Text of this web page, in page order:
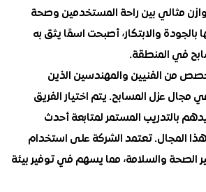
بين راحة المستخدمين وصحة
والابتكار، أصبحت اسمًا يثق به
والمهندسين الذين
المسابح. يتم اختيار الفريق
المستمر لمتابعة أحدث
تعتمد الشركة على استخدام
والسلامة، مما يسهم في توفير بيئة